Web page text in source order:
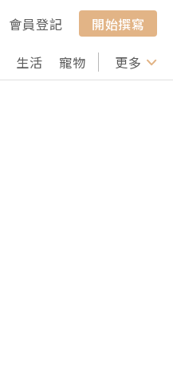
會員登記
開始撰寫
生活 寵物 行山 打卡
更多